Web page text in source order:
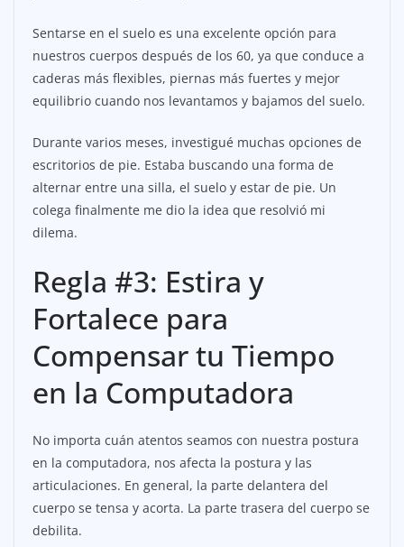
Sentarse en el suelo es una excelente opción para
nuestros cuerpos después de los 60, ya que conduce a
caderas más flexibles, piernas más fuertes y mejor
equilibrio cuando nos levantamos y bajamos del suelo.
Durante varios meses, investigué muchas opciones de
escritorios de pie. Estaba buscando una forma de
alternar entre una silla, el suelo y estar de pie. Un
colega finalmente me dio la idea que resolvió mi
dilema.
Regla #3: Estira y
Fortalece para
Compensar tu Tiempo
en la Computadora
No importa cuán atentos seamos con nuestra postura
en la computadora, nos afecta la postura y las
articulaciones. En general, la parte delantera del
cuerpo se tensa y acorta. La parte trasera del cuerpo se
debilita.